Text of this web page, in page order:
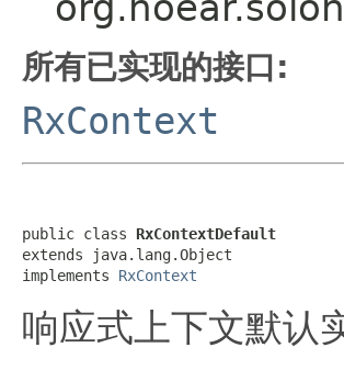
所有已实现的接口:
RxContext
public class RxContextDefault
extends java.lang.Object
implements RxContext
响应式上下文默认